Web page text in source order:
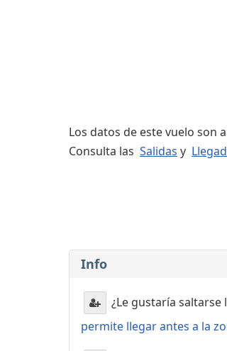
Los datos de este vuelo son
Consulta las Salidas y
Info
¿Le gustaría
permite llegar antes a la